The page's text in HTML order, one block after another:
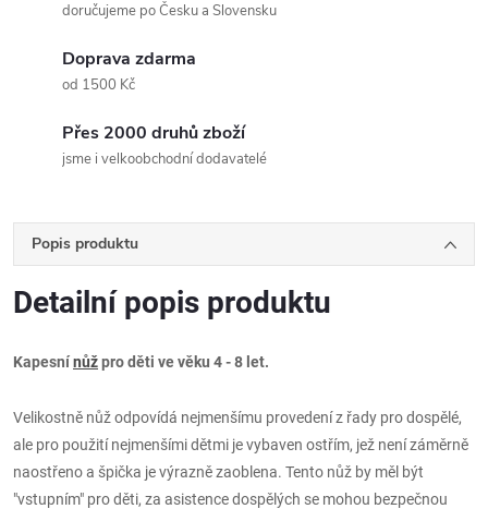
doručujeme po Česku a Slovensku
Doprava zdarma
od 1500 Kč
Přes 2000 druhů zboží
jsme i velkoobchodní dodavatelé
Popis produktu
Detailní popis produktu
Kapesnínůžpro děti ve věku 4 - 8 let.
Velikostně nůž odpovídá nejmenšímu provedení z řady pro dospělé,
ale pro použití nejmenšími dětmi je vybaven ostřím, jež není záměrně
naostřeno a špička je výrazně zaoblena. Tento nůž by měl být
"vstupním" pro děti, za asistence dospělých se mohou bezpečnou